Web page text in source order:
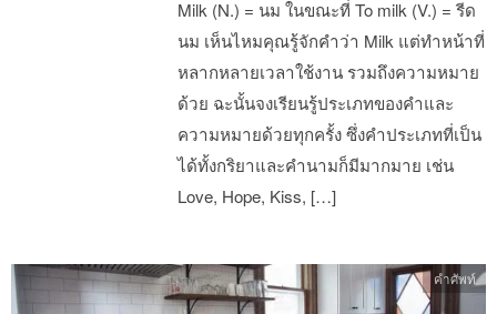
Milk (N.) = นม ในขณะที่ To milk (V.) = รีด
นม เห็นไหมคุณรู้จักคำว่า Milk แต่ทำหน้าที่
หลากหลายเวลาใช้งาน รวมถึงความหมาย
ด้วย ฉะนั้นจงเรียนรู้ประเภทของคำและ
ความหมายด้วยทุกครั้ง ซึ่งคำประเภทที่เป็น
ได้ทั้งกริยาและคำนามก็มีมากมาย เช่น
Love, Hope, Kiss, […]
คำศัพท์